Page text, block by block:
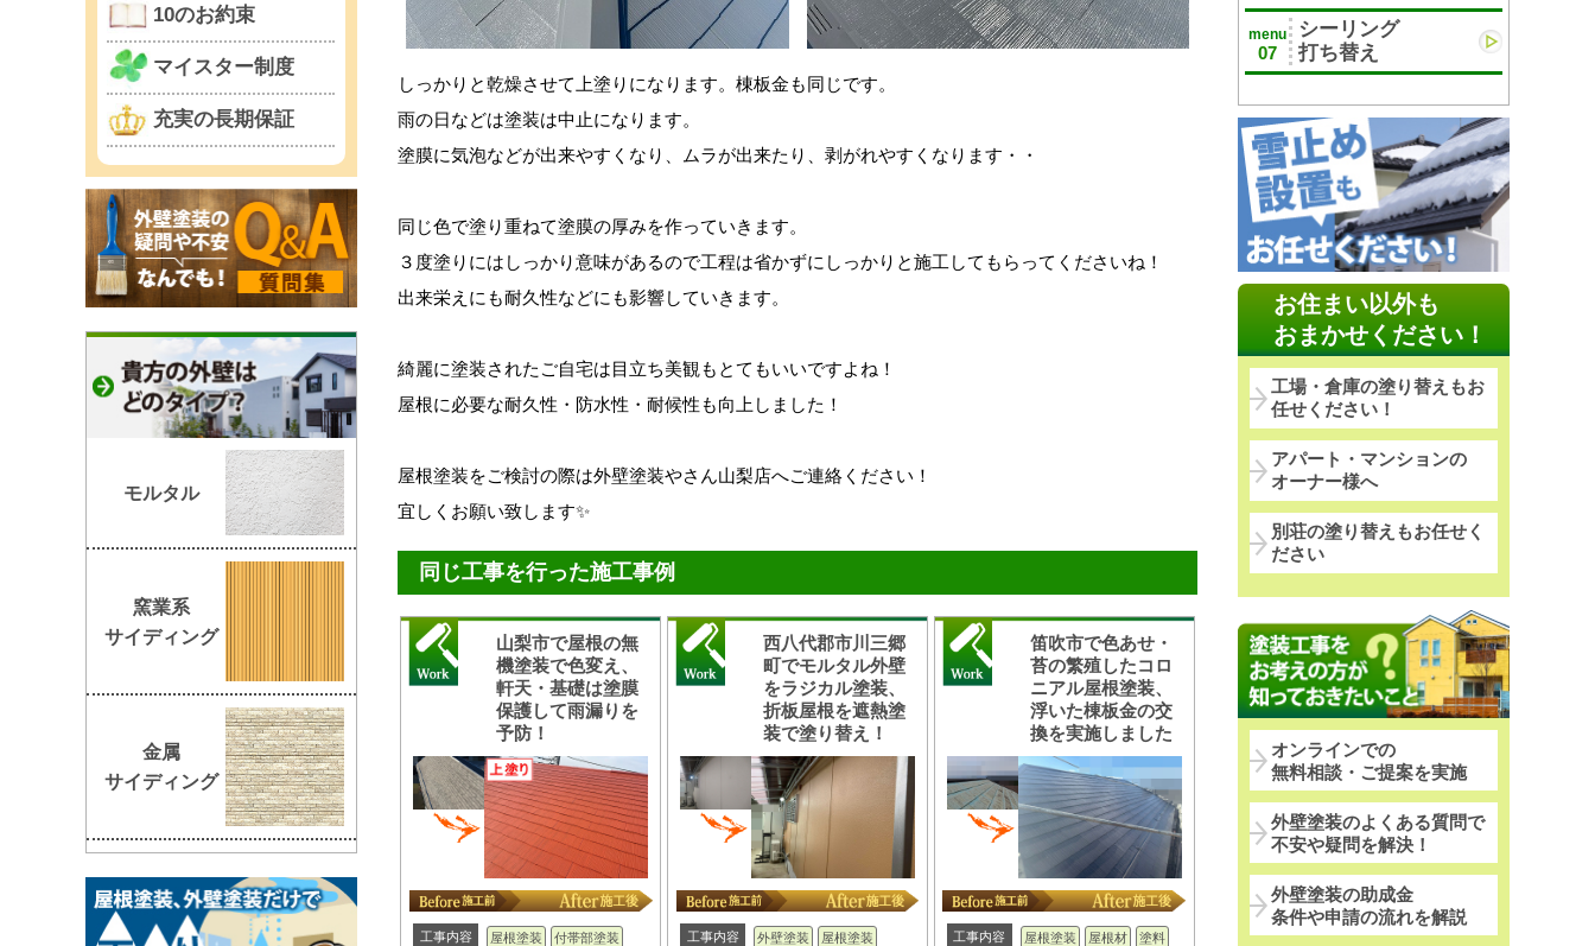
しっかりと乾燥させて上塗りになります。棟板金も同じです。
雨の日などは塗装は中止になります。
塗膜に気泡などが出来やすくなり、ムラが出来たり、剥がれやすくなります・・
同じ色で塗り重ねて塗膜の厚みを作っていきます。
３度塗りにはしっかり意味があるので工程は省かずにしっかりと施工してもらってくださいね！
出来栄えにも耐久性などにも影響していきます。
綺麗に塗装されたご自宅は目立ち美観もとてもいいですよね！
屋根に必要な耐久性・防水性・耐候性も向上しました！
屋根塗装をご検討の際は外壁塗装やさん山梨店へご連絡ください！
宜しくお願い致します✨
同じ工事を行った施工事例
山梨市で屋根の無
機塗装で色変え、
軒天・基礎は塗膜
保護して雨漏りを
予防！
工事内容 屋根塗装
付帯部塗装
西八代郡市川三郷
町でモルタル外壁
をラジカル塗装、
折板屋根を遮熱塗
装で塗り替え！
工事内容 外壁塗装
屋根塗装
笛吹市で色あせ・
苔の繁殖したコロ
ニアル屋根塗装、
浮いた棟板金の交
換を実施しました
工事内容 屋根塗装 屋根材 塗料
menu
07
シーリング
打ち替え
お住まい以外も
おまかせください！
工場・倉庫の塗り替えもお
任せください！
アパート・マンションの
オーナー様へ
別荘の塗り替えもお任せく
ださい
オンラインでの
無料相談・ご提案を実施
外壁塗装のよくある質問で
不安や疑問を解決！
外壁塗装の助成金
条件や申請の流れを解説
10のお約束
マイスター制度
充実の長期保証
モルタル
窯業系
サイディング
金属
サイディング